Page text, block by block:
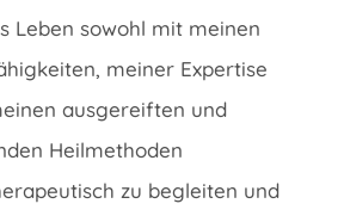
Leben sowohl mit meinen
meiner Expertise
ausgereiften und
Heilmethoden
zu begleiten und